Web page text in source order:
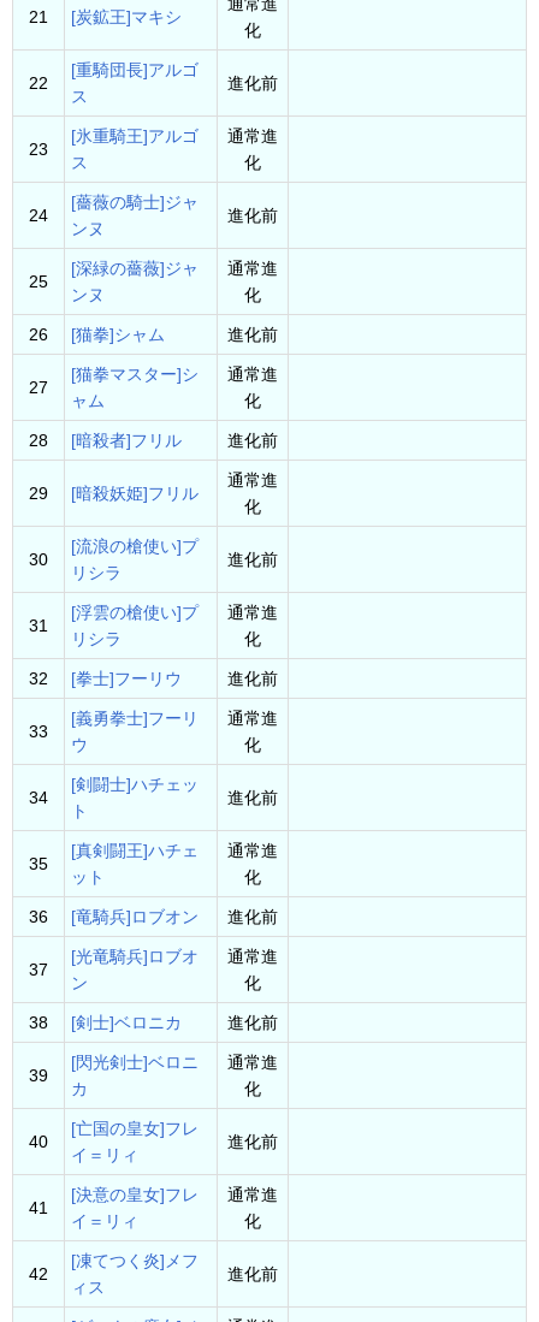
21 [炭鉱王]マキシ
化
22
[重騎団長]アルゴ
ス
進化前
23
[氷重騎王]アルゴ
ス
通常進
化
24
[薔薇の騎士]ジャ
ンヌ
進化前
25
[深緑の薔薇]ジャ
ンヌ
通常進
化
26 [猫拳]シャム 進化前
27
[猫拳マスター]シ
ャム
通常進
化
28 [暗殺者]フリル 進化前
29 [暗殺妖姫]フリル
通常進
化
30
[流浪の槍使い]プ
リシラ
進化前
31
[浮雲の槍使い]プ
リシラ
通常進
化
32 [拳士]フーリウ 進化前
33
[義勇拳士]フーリ
ウ
通常進
化
34
[剣闘士]ハチェッ
ト
進化前
35
[真剣闘王]ハチェ
ット
通常進
化
36 [竜騎兵]ロブオン 進化前
37
[光竜騎兵]ロブオ
ン
通常進
化
38 [剣士]ベロニカ 進化前
39
[閃光剣士]ベロニ
カ
通常進
化
40
[亡国の皇女]フレ
イ＝リィ
進化前
41
[決意の皇女]フレ
イ＝リィ
通常進
化
42
[凍てつく炎]メフ
ィス
進化前